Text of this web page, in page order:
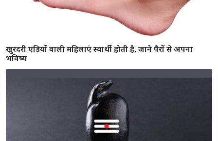
तीन झाड़ू एक साथ खरीदना है फायदेमंद, जाने झाड़ू के और टोटके